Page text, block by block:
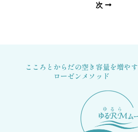
次
こころとからだの空き容量を増やす
ローゼンメソッド